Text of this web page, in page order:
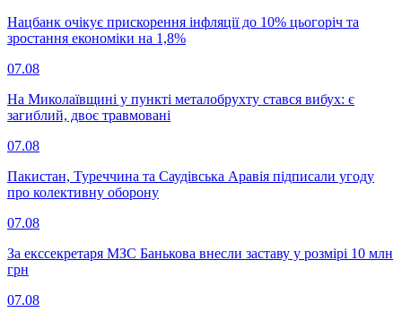
Нацбанк очікує прискорення інфляції до 10% цьогоріч та
зростання економіки на 1,8%
07.08
На Миколаївщині у пункті металобрухту стався вибух: є
загиблий, двоє травмовані
07.08
Пакистан, Туреччина та Саудівська Аравія підписали угоду
про колективну оборону
07.08
За екссекретаря МЗС Банькова внесли заставу у розмірі 10 млн
грн
07.08